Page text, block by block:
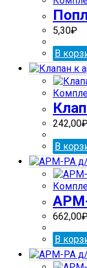
5,30₽
В
242,00₽
В
662,00₽
В